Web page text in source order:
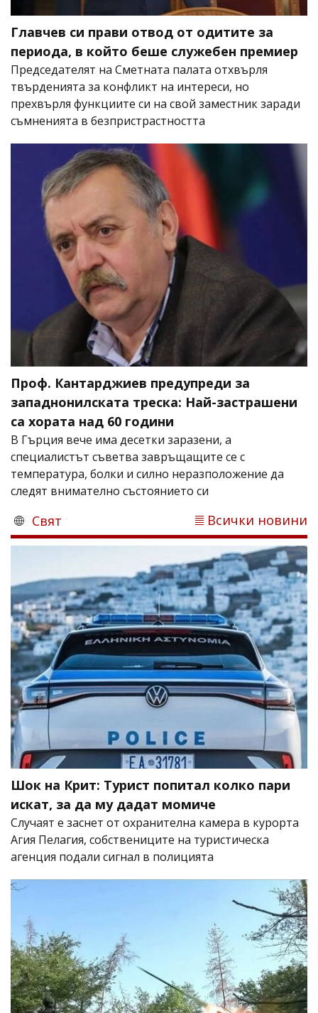
Главчев си прави отвод от одитите за
периода, в който беше служебен премиер
Председателят на Сметната палата отхвърля
твърденията за конфликт на интереси, но
прехвърля функциите си на свой заместник заради
съмненията в безпристрастността
Проф. Кантарджиев предупреди за
западнонилската треска: Най-застрашени
са хората над 60 години
В Гърция вече има десетки заразени, а
специалистът съветва завръщащите се с
температура, болки и силно неразположение да
следят внимателно състоянието си
Свят Всички новини
Шок на Крит: Турист попитал колко пари
искат, за да му дадат момиче
Случаят е заснет от охранителна камера в курорта
Агия Пелагия, собствениците на туристическа
агенция подали сигнал в полицията